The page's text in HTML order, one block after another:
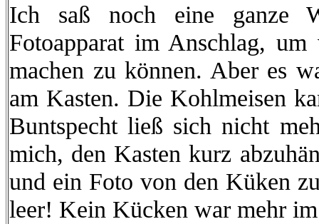
Ich saß noch eine ganze
Fotoapparat im Anschlag,
machen zu können. Aber es
am Kasten. Die Kohlmeisen
Buntspecht ließ sich nicht
mich, den Kasten kurz
und ein Foto von den Küken
leer! Kein Kücken war mehr